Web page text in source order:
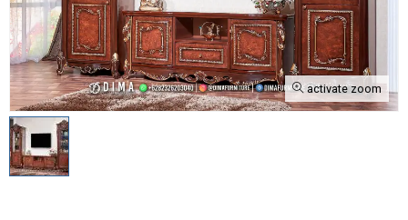
activate zoom